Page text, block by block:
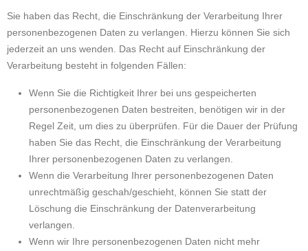
Sie haben das Recht, die Einschränkung der Verarbeitung Ihrer
personenbezogenen Daten zu verlangen. Hierzu können Sie sich
jederzeit an uns wenden. Das Recht auf Einschränkung der
Verarbeitung besteht in folgenden Fällen:
Wenn Sie die Richtigkeit Ihrer bei uns gespeicherten
personenbezogenen Daten bestreiten, benötigen wir in der
Regel Zeit, um dies zu überprüfen. Für die Dauer der Prüfung
haben Sie das Recht, die Einschränkung der Verarbeitung
Ihrer personenbezogenen Daten zu verlangen.
Wenn die Verarbeitung Ihrer personenbezogenen Daten
unrechtmäßig geschah/geschieht, können Sie statt der
Löschung die Einschränkung der Datenverarbeitung
verlangen.
Wenn wir Ihre personenbezogenen Daten nicht mehr